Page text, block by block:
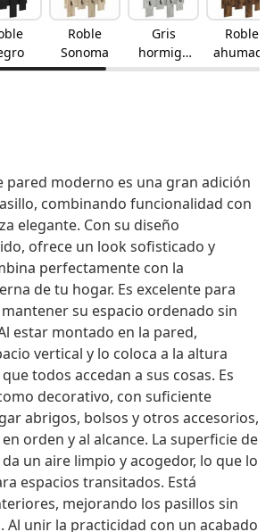
Roble
Sonoma
Gris
hormigó
n
Roble
ahumado
pared moderno es una gran adición
combinando funcionalidad con
elegante. Con su diseño
ofrece un look sofisticado y
perfectamente con la
de tu hogar. Es excelente para
su espacio ordenado sin
estar montado en la pared,
vertical y lo coloca a la altura
todos accedan a sus cosas. Es
decorativo, con suficiente
abrigos, bolsos y otros accesorios,
orden y al alcance. La superficie de
un aire limpio y acogedor, lo que lo
espacios transitados. Está
mejorando los pasillos sin
Al unir la practicidad con un acabado